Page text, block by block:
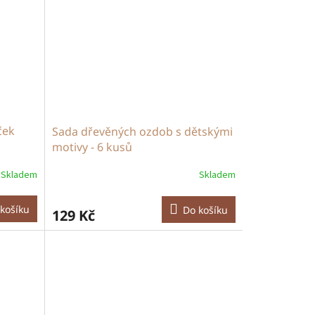
Skladem
Sada dřevěných ozdob s dětskými
motivy - 6 kusů
Skladem
129 Kč Do košíku